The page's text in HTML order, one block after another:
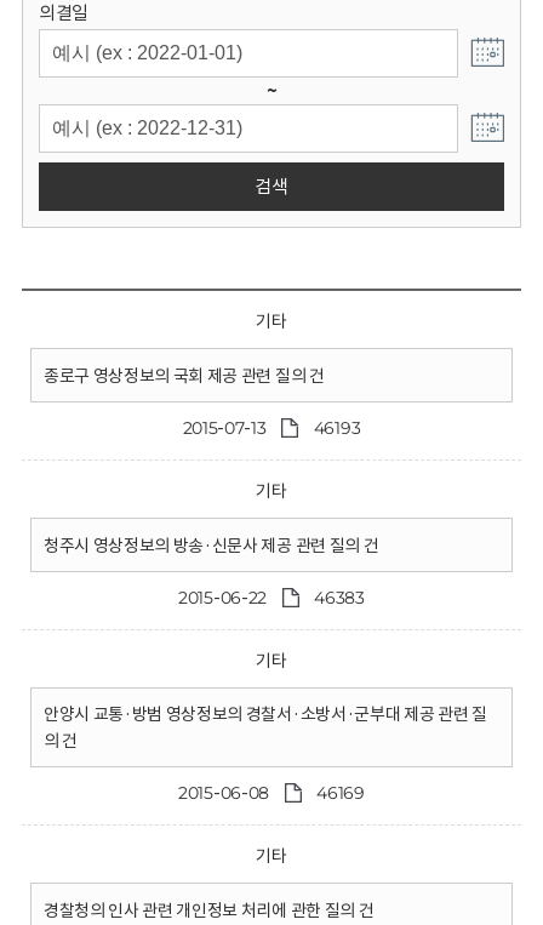
의결일
~
검색
기타
종로구 영상정보의 국회 제공 관련 질의 건
2015-07-13 46193
기타
청주시 영상정보의 방송·신문사 제공 관련 질의 건
2015-06-22 46383
기타
안양시 교통·방범 영상정보의 경찰서·소방서·군부대 제공 관련 질
의 건
2015-06-08 46169
기타
경찰청의 인사 관련 개인정보 처리에 관한 질의 건